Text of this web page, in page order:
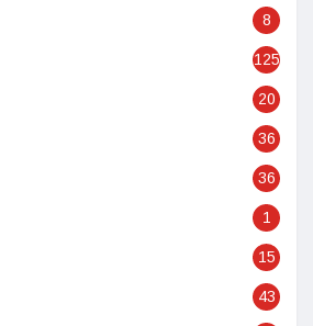
8
125
20
36
36
1
15
43